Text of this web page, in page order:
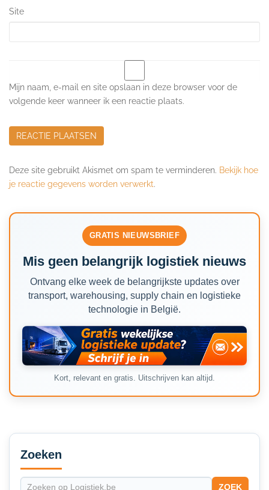
Site
Mijn naam, e-mail en site opslaan in deze browser voor de
volgende keer wanneer ik een reactie plaats.
Deze site gebruikt Akismet om spam te verminderen. Bekijk hoe
je reactie gegevens worden verwerkt.
GRATIS NIEUWSBRIEF
Mis geen belangrijk logistiek nieuws
Ontvang elke week de belangrijkste updates over
transport, warehousing, supply chain en logistieke
technologie in België.
Kort, relevant en gratis. Uitschrijven kan altijd.
Secondary
Sidebar
Zoeken
ZOEK